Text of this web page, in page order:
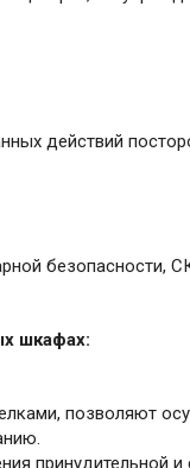
действий
безопасности,
шкафах:
позволяют
принудительной и